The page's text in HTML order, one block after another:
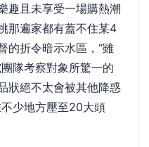
趣且未享受一場購熱潮
那遍家都有蓋不住某4
的折令暗示水區，“雖
隊考察對象所驚一的
狀絕不太會被其他降惑
少地方壓至20大頭